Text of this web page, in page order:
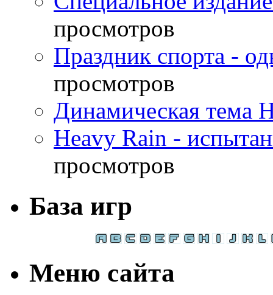
просмотров
Праздник спорта -
просмотров
Динамическая тема
Heavy Rain -
просмотров
База игр
Меню сайта